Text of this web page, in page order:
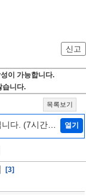
신고
이 가능합니다.
습니다.
목록보기
니다. (7시간
열기
[3]